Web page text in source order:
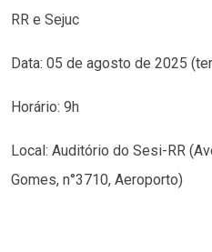
RR e Sejuc
Data: 05 de agosto de 2025
Horário: 9h
Local: Auditório do Sesi-RR
Gomes, n°3710, Aeroporto)